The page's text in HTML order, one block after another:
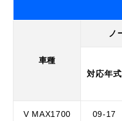
車種
ノ
対応年式
V MAX1700 09-17